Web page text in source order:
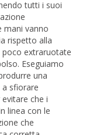
tutti i suoi
mani vanno
rispetto alla
poco extraruotate
Eseguiamo
una
sfiorare
che i
linea con le
che